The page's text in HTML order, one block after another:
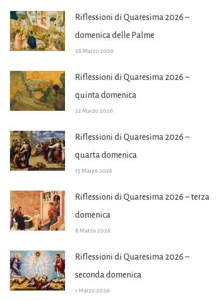
Riflessioni di Quaresima 2026 –
domenica delle Palme
28 Marzo 2026
Riflessioni di Quaresima 2026 –
quinta domenica
22 Marzo 2026
Riflessioni di Quaresima 2026 –
quarta domenica
15 Marzo 2026
Riflessioni di Quaresima 2026 – terza
domenica
8 Marzo 2026
Riflessioni di Quaresima 2026 –
seconda domenica
1 Marzo 2026